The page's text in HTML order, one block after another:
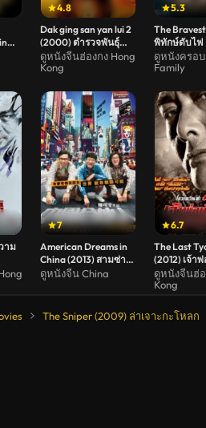
4.8
Dak ging san yan lui 2
(2000) ตำรวจพันธุ์
ใหม่
ดูหนังจีนฮ่องกง Hong
Kong
5.3
The
พิทักษ์ดับไฟ
ดูหนังครอ
Family
าม
7
American Dreams in
China (2013) สามซ่า
กล้า ท้า ฝัน
ดูหนังจีน China
6.7
The Last
(2012) เจ้า
คนสุดท้าย
ดูหนังจีนฮ่อ
Kong
The Sniper (2009) ล่าเจาะกะโหลก